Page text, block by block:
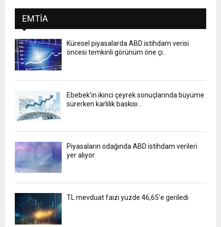
EMTIA
Küresel piyasalarda ABD istihdam verisi
öncesi temkinli görünüm öne çı..
Ebebek'in ikinci çeyrek sonuçlarında büyüme
sürerken karlılık baskısı ..
Piyasaların odağında ABD istihdam verileri
yer alıyor
TL mevduat faizi yüzde 46,65'e geriledi